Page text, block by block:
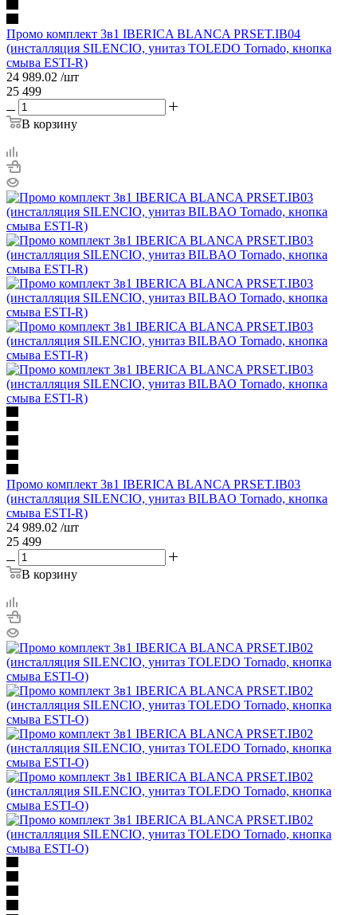
Промо комплект 3в1 IBERICA BLANCA PRSET.IB04
(инсталляция SILENCIO, унитаз TOLEDO Tornado, кнопка
смыва ESTI-R)
24 989.02 /шт
25 499
В корзину
Промо комплект 3в1 IBERICA BLANCA PRSET.IB03
(инсталляция SILENCIO, унитаз BILBAO Tornado, кнопка
смыва ESTI-R)
24 989.02 /шт
25 499
В корзину